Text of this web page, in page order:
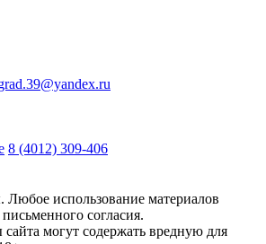
8 (4012) 309-406
использование материалов
согласия.
могут содержать вредную для